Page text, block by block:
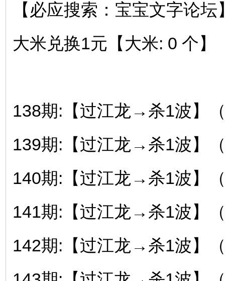
【必应搜索：宝宝文字论
大米兑换1元【大米: 0 个】
138期:【过江龙→杀1波】
139期:【过江龙→杀1波】
140期:【过江龙→杀1波】
141期:【过江龙→杀1波】
142期:【过江龙→杀1波】